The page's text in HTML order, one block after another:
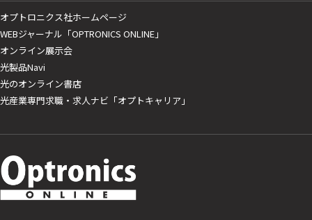
オプトロニクス社ホームページ
WEBジャーナル「OPTRONICS ONLINE」
オンライン展示会
光製品Navi
光のオンライン書店
光産業専門求職・求人ナビ「オプトキャリア」